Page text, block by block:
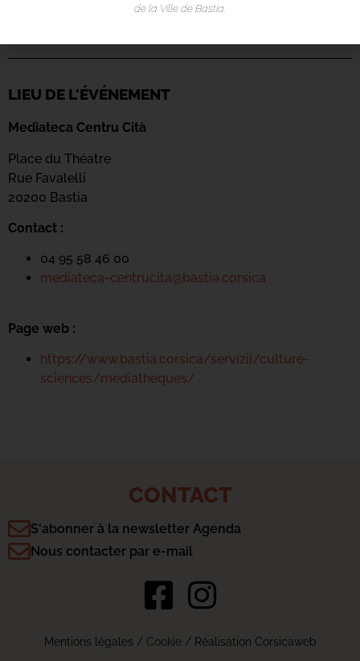
LIEU DE L'ÉVÉNEMENT
Mediateca Centru Cità
Place du Théatre
Rue Favalelli
20200 Bastia
Contact :
04 95 58 46 00
mediateca-centrucita@bastia.corsica
Page web :
https://www.bastia.corsica/servizii/culture-
sciences/mediatheques/
CONTACT
S'abonner à la newsletter Agenda
Nous contacter par e-mail
Mentions légales / Cookie/ Réalisation Corsicaweb
de la Ville de Bastia.